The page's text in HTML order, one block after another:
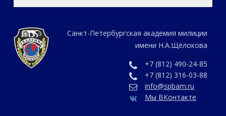
Санкт-Петербургская академия милиции
имени Н.А.Щёлокова
+7 (812) 490-24-85
+7 (812) 316-03-88
info@spbam.ru
Мы ВКонтакте